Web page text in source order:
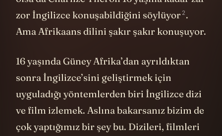
zor İngilizce konuşabildiğini söylüyor2.
Ama Afrikaans dilini şakır şakır konuşuyor.
16 yaşında Güney Afrika’dan ayrıldıktan
sonra İngilizce’sini geliştirmek için
uyguladığı yöntemlerden biri İngilizce dizi
ve film izlemek. Aslına bakarsanız bizim de
çok yaptığımız bir şey bu. Dizileri, filmleri